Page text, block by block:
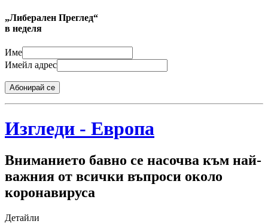
„Либерален Преглед“
в неделя
Име
Имейл адрес
Абонирай се
Изгледи - Европа
Вниманието бавно се насочва към най-
важния от всички въпроси около
коронавируса
Детайли